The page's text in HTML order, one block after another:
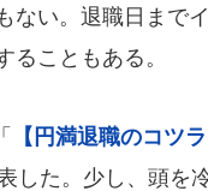
ない。退職日まで
こともある。
【円満退職のコツ
した。少し、頭を